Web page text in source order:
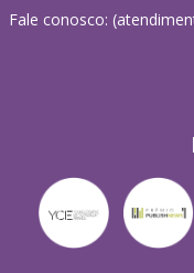
Fale conosco: